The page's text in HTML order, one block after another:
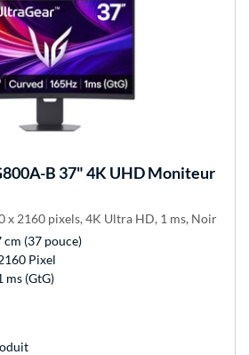
B 37" 4K UHD Moniteur
x 2160 pixels, 4K Ultra HD, 1 ms, Noir
cm (37 pouce)
Pixel
ms (GtG)